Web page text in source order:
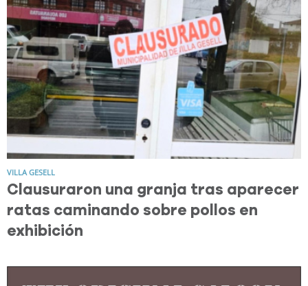
VILLA GESELL
Clausuraron una granja tras aparecer
ratas caminando sobre pollos en
exhibición